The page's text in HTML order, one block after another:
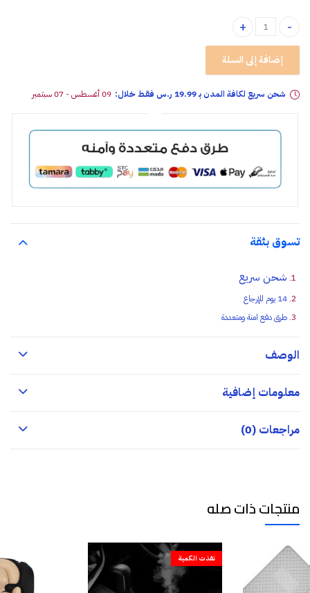
كراسي أمان سيارات للأطفال ثلاثي النقاط ألوان متعددة quantity
إضافة إلى السلة
شحن سريع لكافة المدن بـ 19.99 ر.س فقـط خلال: 09 أغسطس - 07 سبتمبر
تسوق بثقة
شحن سريع
14 يوم للإرجاع
طرق دفع امنة ومتعددة
الوصف
معلومات إضافية
مراجعات (0)
منتجات ذات صله
نفذت الكمية